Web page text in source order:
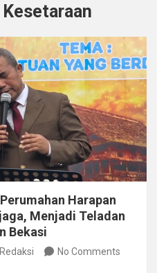
Harapan
Menjadi Teladan
Bekasi
No Comments